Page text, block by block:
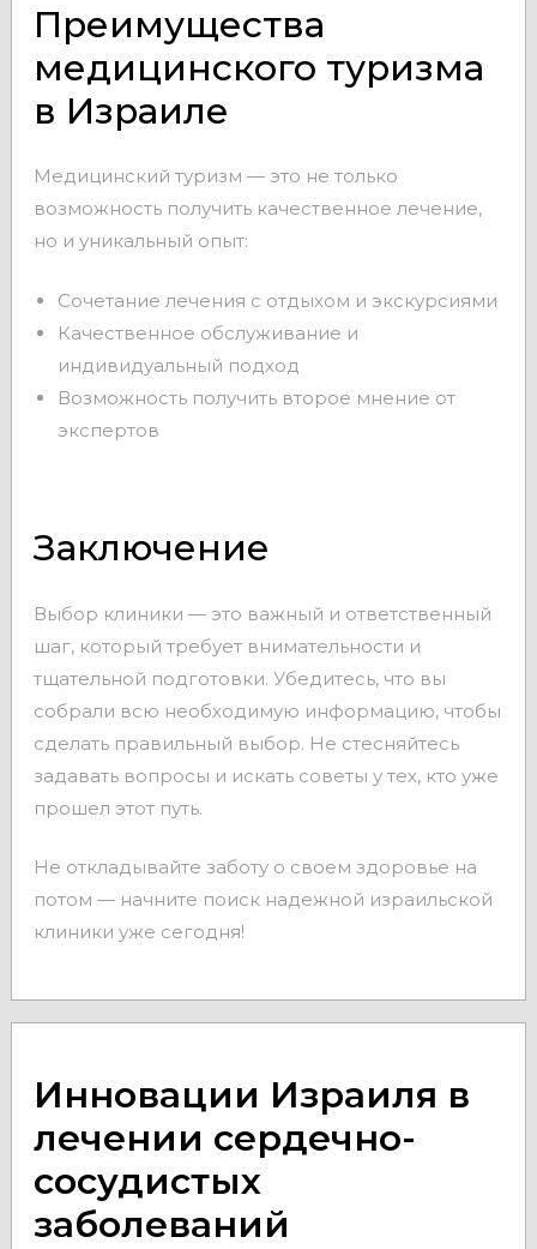
Преимущества
медицинского туризма
в Израиле
Медицинский туризм — это не только
возможность получить качественное лечение,
но и уникальный опыт:
Сочетание лечения с отдыхом и экскурсиями
Качественное обслуживание и
индивидуальный подход
Возможность получить второе мнение от
экспертов
Заключение
Выбор клиники — это важный и ответственный
шаг, который требует внимательности и
тщательной подготовки. Убедитесь, что вы
собрали всю необходимую информацию, чтобы
сделать правильный выбор. Не стесняйтесь
задавать вопросы и искать советы у тех, кто уже
прошел этот путь.
Не откладывайте заботу о своем здоровье на
потом — начните поиск надежной израильской
клиники уже сегодня!
Инновации Израиля в
лечении сердечно-
сосудистых
заболеваний